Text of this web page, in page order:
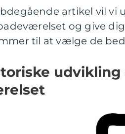
artikel vil vi
og give
til at vælge de